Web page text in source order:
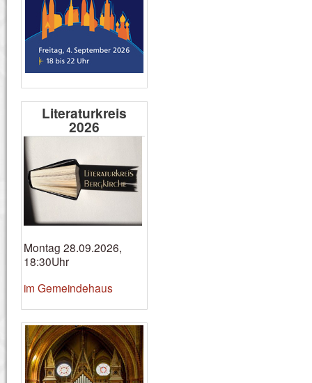
Literaturkreis
2026
Montag 28.09.2026,
18:30Uhr
im Gemeindehaus